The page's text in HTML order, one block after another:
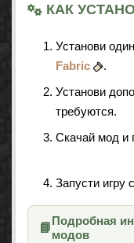
КАК
Установи
Fabric
.
Установи
требуются.
Скачай мод и
Запусти игру
📘
Подробная
модов